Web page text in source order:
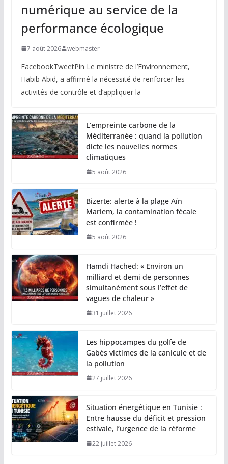
numérique au service de la
performance écologique
7 août 2026 webmaster
FacebookTweetPin Le ministre de l’Environnement,
Habib Abid, a affirmé la nécessité de renforcer les
activités de contrôle et d’appliquer la
L’empreinte carbone de la
Méditerranée : quand la pollution
dicte les nouvelles normes
climatiques
5 août 2026
Bizerte: alerte à la plage Aïn
Mariem, la contamination fécale
est confirmée !
5 août 2026
Hamdi Hached: « Environ un
milliard et demi de personnes
simultanément sous l’effet de
vagues de chaleur »
31 juillet 2026
Les hippocampes du golfe de
Gabès victimes de la canicule et de
la pollution
27 juillet 2026
Situation énergétique en Tunisie :
Entre hausse du déficit et pression
estivale, l’urgence de la réforme
22 juillet 2026